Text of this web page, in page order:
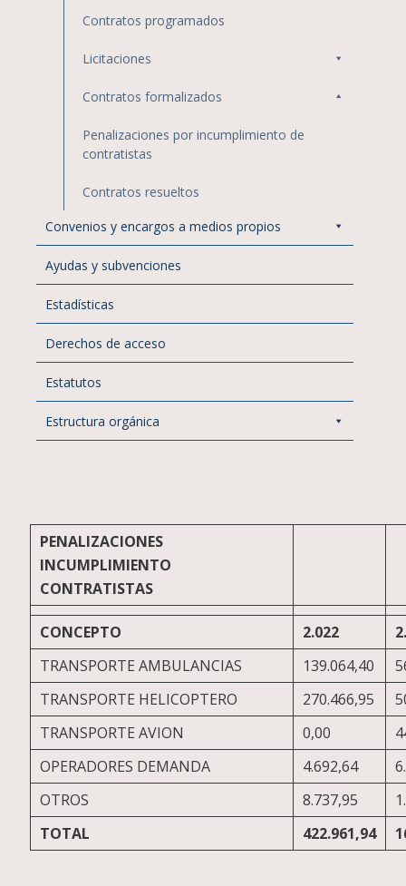
Contratos programados
Licitaciones
Contratos formalizados
Penalizaciones por incumplimiento de
contratistas
Contratos resueltos
Convenios y encargos a medios propios
Ayudas y subvenciones
Estadísticas
Derechos de acceso
Estatutos
Estructura orgánica
PENALIZACIONES
INCUMPLIMIENTO
CONTRATISTAS
CONCEPTO 2.022
TRANSPORTE AMBULANCIAS
139.064,40
TRANSPORTE HELICOPTERO
270.466,95
TRANSPORTE AVION
0,00
OPERADORES DEMANDA
4.692,64
OTROS
8.737,95
TOTAL
422.961,94